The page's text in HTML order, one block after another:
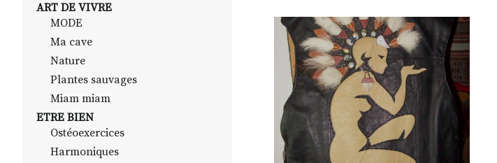
chute opportun au regard de mon état
d’esprit … Pour lire la suite de l’article,
cliquer sur […]
ART DE VIVRE
MODE
Ma cave
Nature
Plantes sauvages
Miam miam
ETRE BIEN
Ostéoexercices
Harmoniques